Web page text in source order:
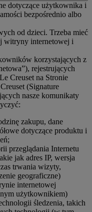
dotyczące użytkownika i
bezpośrednio albo
od dzieci. Trzeba mieć
witryny internetowej i
korzystających z
rejestrujących
Creuset na Stronie
(Signature
nasze komunikaty
zakupu, dane
dotyczące produktu i
przeglądania Internetu
jak adres IP, wersja
trwania wizyty,
geograficzne)
internetowej
użytkownikiem)
śledzenia, takich